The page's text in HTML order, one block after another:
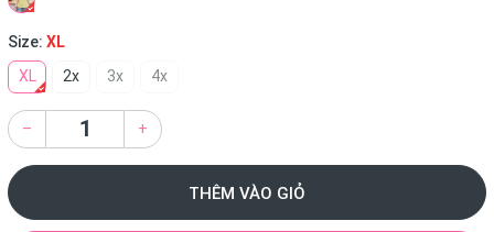
Size: XL
XL
2x 3x 4x
– +
THÊM VÀO GIỎ